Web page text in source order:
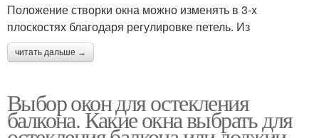
Положение створки окна можно изменять в 3-х
плоскостях благодаря регулировке петель. Из
читать дальше →
Выбор окон для остекления
балкона. Какие окна выбрать для